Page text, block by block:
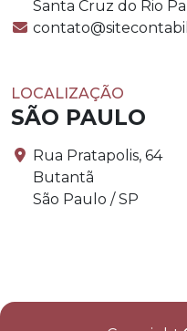
Santa Cruz do Rio
LOCALIZAÇÃO
SÃO PAULO
Rua Pratapolis, 64
Butantã
São Paulo / SP